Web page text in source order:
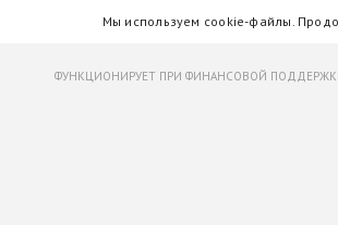
Мы используем cookie-файлы.
ФУНКЦИОНИРУЕТ ПРИ ФИНАНСОВОЙ